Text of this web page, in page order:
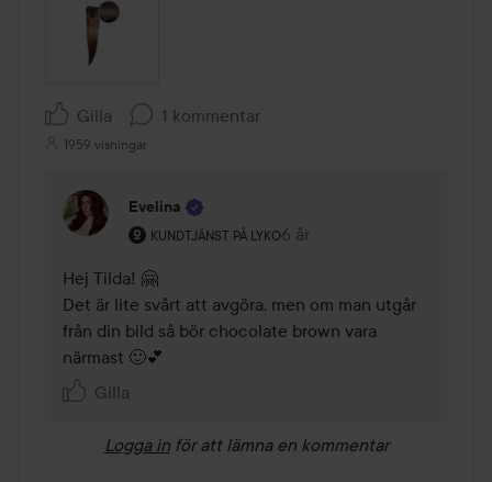
Gilla 1 kommentar
1959 visningar
Evelina
KUNDTJÄNST PÅ LYKO
Användarens roll: Kundtjänst på Lyko.
6 år
Kommentaren lades 6 år
Hej Tilda! 🤗
Det är lite svårt att avgöra, men om man utgår
från din bild så bör chocolate brown vara
närmast 🙂💕
Gilla
Logga in för att lämna en kommentar